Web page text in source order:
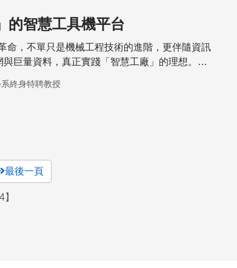
的智慧工具機平台
命，不單只是機械工程技術的進階，更伴隨資訊
巨量資料，真正實踐「智慧工廠」的理想。但
終身特聘教授
最後一頁